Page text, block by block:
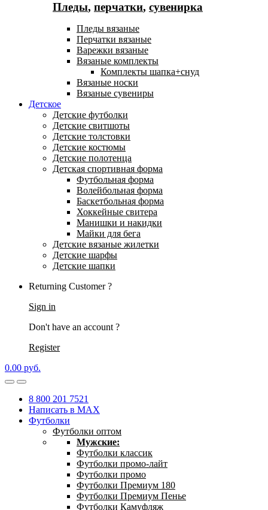
Пледы, перчатки, сувенирка
Пледы вязаные
Перчатки вязаные
Варежки вязаные
Вязаные комплекты
Комплекты шапка+снуд
Вязаные носки
Вязаные сувениры
Детское
Детские футболки
Детские свитшоты
Детские толстовки
Детские костюмы
Детские полотенца
Детская спортивная форма
Футбольная форма
Волейбольная форма
Баскетбольная форма
Хоккейные свитера
Манишки и накидки
Майки для бега
Детские вязаные жилетки
Детские шарфы
Детские шапки
Returning Customer ?
Sign in
Don't have an account ?
Register
0.00 руб.
8 800 201 7521
Написать в MAX
Футболки
Футболки оптом
Мужские:
Футболки классик
Футболки промо-лайт
Футболки промо
Футболки Премиум 180
Футболки Премиум Пенье
Футболки Камуфляж